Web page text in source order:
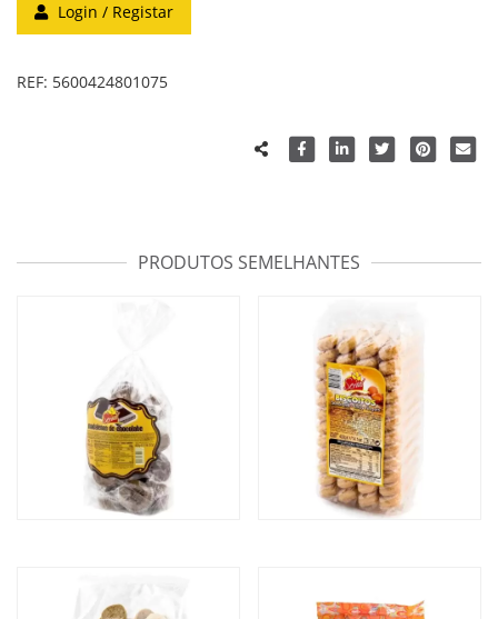
Login / Registar
REF: 5600424801075
PRODUTOS SEMELHANTES